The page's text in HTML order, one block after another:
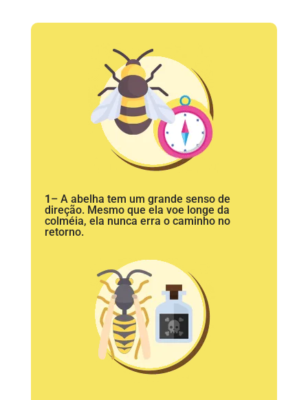
1 – A abelha tem um grande senso de
direção. Mesmo que ela voe longe da
colméia, ela nunca erra o caminho no
retorno.